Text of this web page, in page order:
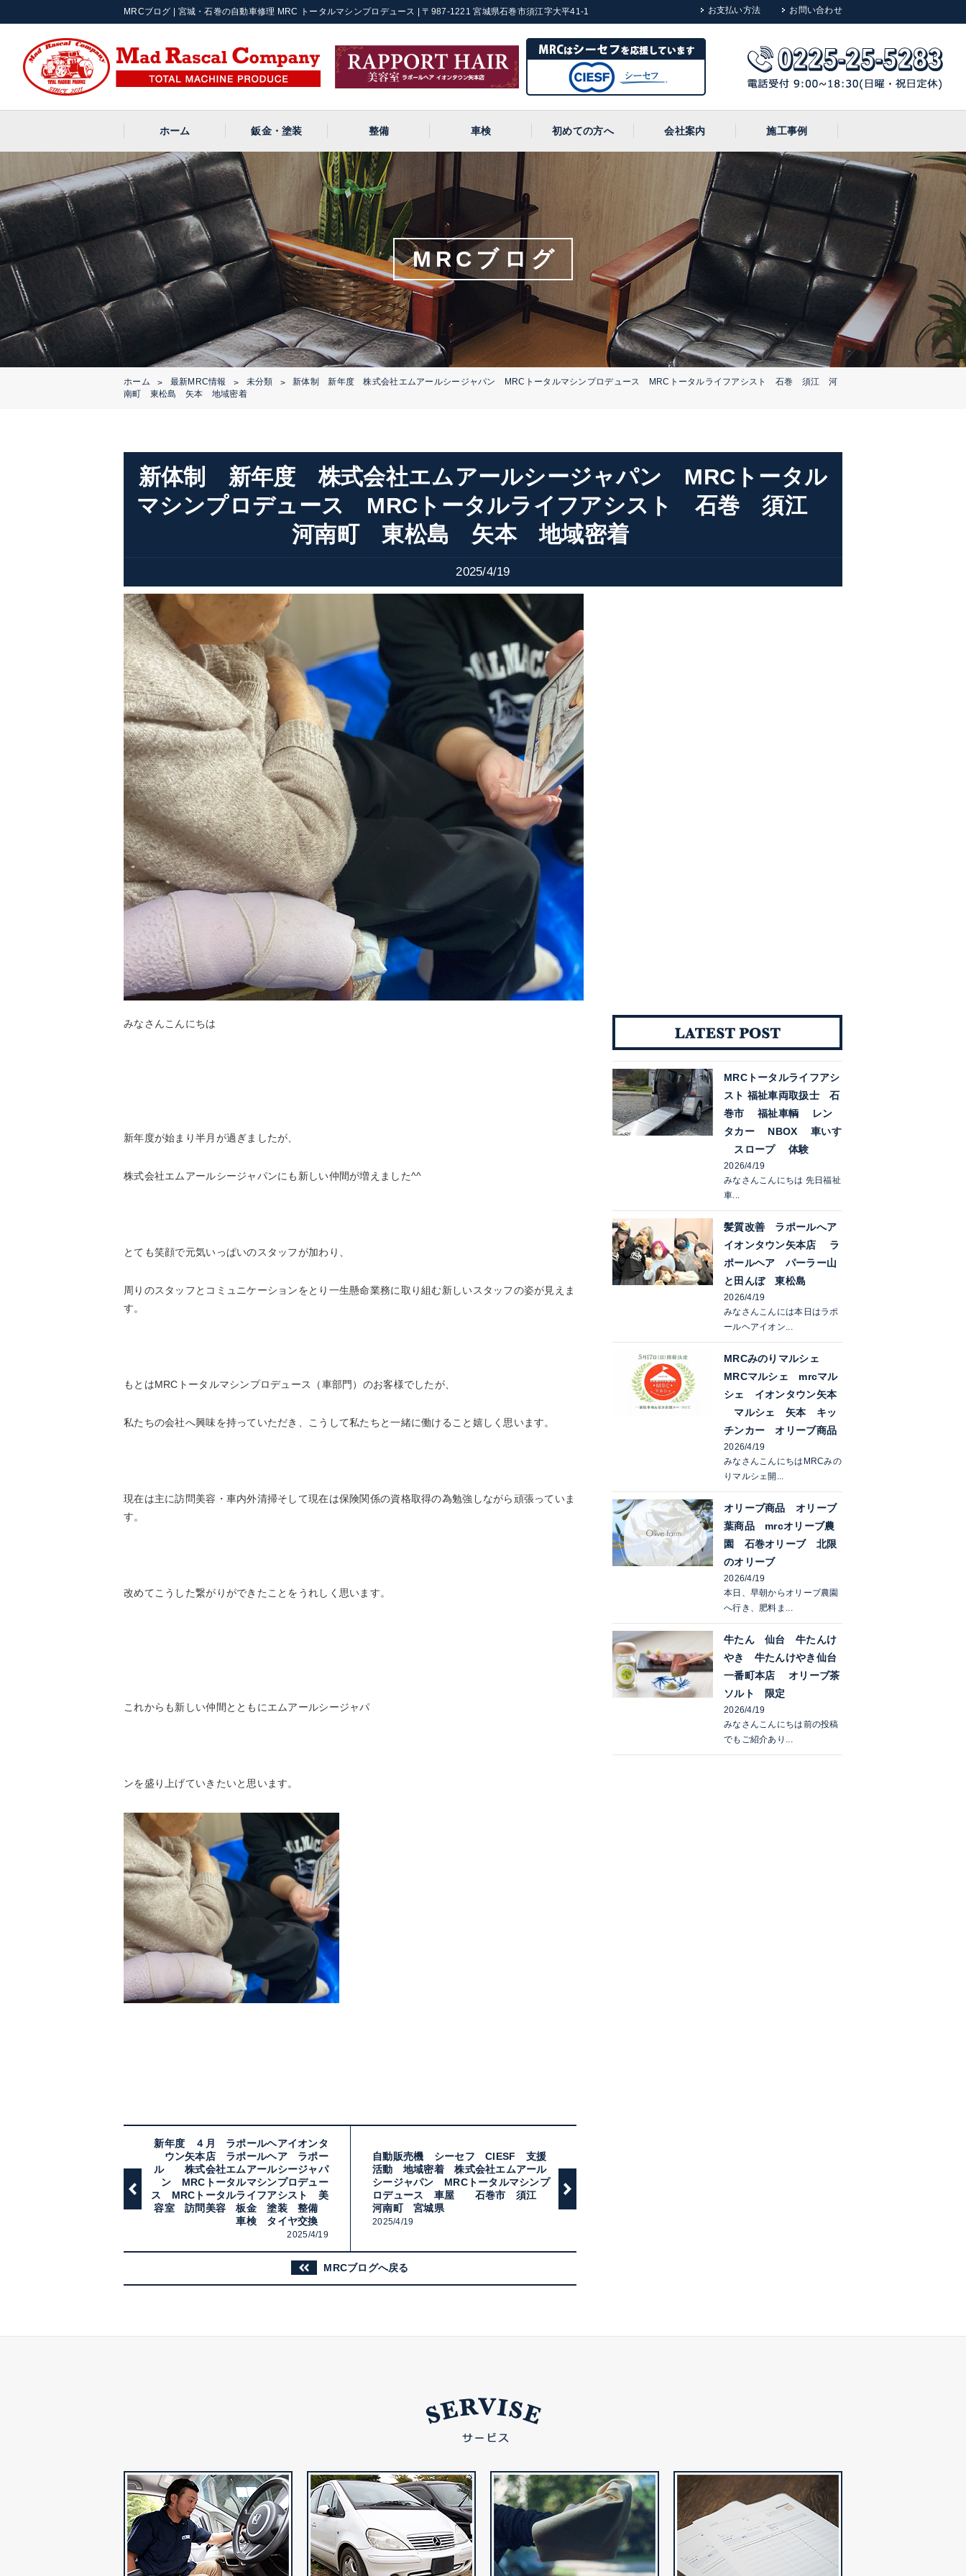
MRCブログ | 宮城・石巻の自動車修理 MRC トータルマシンプロデュース | 〒987-1221 宮城県石巻市須江字大平41-1 お支払い方法 お問い合わせ
ホーム 鈑金・塗装 整備 車検 初めての方へ 会社案内 施工事例
MRCブログ
ホーム > 最新MRC情報 > 未分類 >
新体制 新年度 株式会社エムアールシージャパン MRCトータルマシンプロデュース MRCトータルライフアシスト 石巻 須江 河
南町 東松島 矢本 地域密着
新体制 新年度 株式会社エムアールシージャパン MRCトータル
マシンプロデュース MRCトータルライフアシスト 石巻 須江
河南町 東松島 矢本 地域密着
2025/4/19
みなさんこんにちは
新年度が始まり半月が過ぎましたが、
株式会社エムアールシージャパンにも新しい仲間が増えました^^
とても笑顔で元気いっぱいのスタッフが加わり、
周りのスタッフとコミュニケーションをとり一生懸命業務に取り組む新しいスタッフの姿が見えま
す。
もとはMRCトータルマシンプロデュース（車部門）のお客様でしたが、
私たちの会社へ興味を持っていただき、こうして私たちと一緒に働けること嬉しく思います。
現在は主に訪問美容・車内外清掃そして現在は保険関係の資格取得の為勉強しながら頑張っていま
す。
改めてこうした繋がりができたことをうれしく思います。
これからも新しい仲間とともにエムアールシージャパ
ンを盛り上げていきたいと思います。
新年度 ４月 ラポールヘアイオンタ
ウン矢本店 ラポールヘア ラポー
ル 株式会社エムアールシージャパ
ン MRCトータルマシンプロデュー
ス MRCトータルライフアシスト 美
容室 訪問美容 板金 塗装 整備
車検 タイヤ交換
2025/4/19
自動販売機 シーセフ CIESF 支援
活動 地域密着 株式会社エムアール
シージャパン MRCトータルマシンプ
ロデュース 車屋 石巻市 須江
河南町 宮城県
2025/4/19
MRCブログへ戻る
MRCトータルライフアシ
スト 福祉車両取扱士 石
巻市 福祉車輌 レン
タカー NBOX 車いす
スロープ 体験
2026/4/19
みなさんこんにちは 先日福祉
車...
髪質改善 ラポールへア
イオンタウン矢本店 ラ
ポールヘア パーラー山
と田んぼ 東松島
2026/4/19
みなさんこんには本日はラポ
ールヘアイオン...
MRCみのりマルシェ
MRCマルシェ mrcマル
シェ イオンタウン矢本
マルシェ 矢本 キッ
チンカー オリーブ商品
2026/4/19
みなさんこんにちはMRCみの
りマルシェ開...
オリーブ商品 オリーブ
葉商品 mrcオリーブ農
園 石巻オリーブ 北限
のオリーブ
2026/4/19
本日、早朝からオリーブ農園
へ行き、肥料ま...
牛たん 仙台 牛たんけ
やき 牛たんけやき仙台
一番町本店 オリーブ茶
ソルト 限定
2026/4/19
みなさんこんにちは前の投稿
でもご紹介あり...